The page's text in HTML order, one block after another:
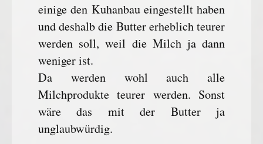
einige den Kuhanbau eingestellt haben
und deshalb die Butter erheblich teurer
werden soll, weil die Milch ja dann
weniger ist.
Da werden wohl auch alle
Milchprodukte teurer werden. Sonst
wäre das mit der Butter ja
unglaubwürdig.